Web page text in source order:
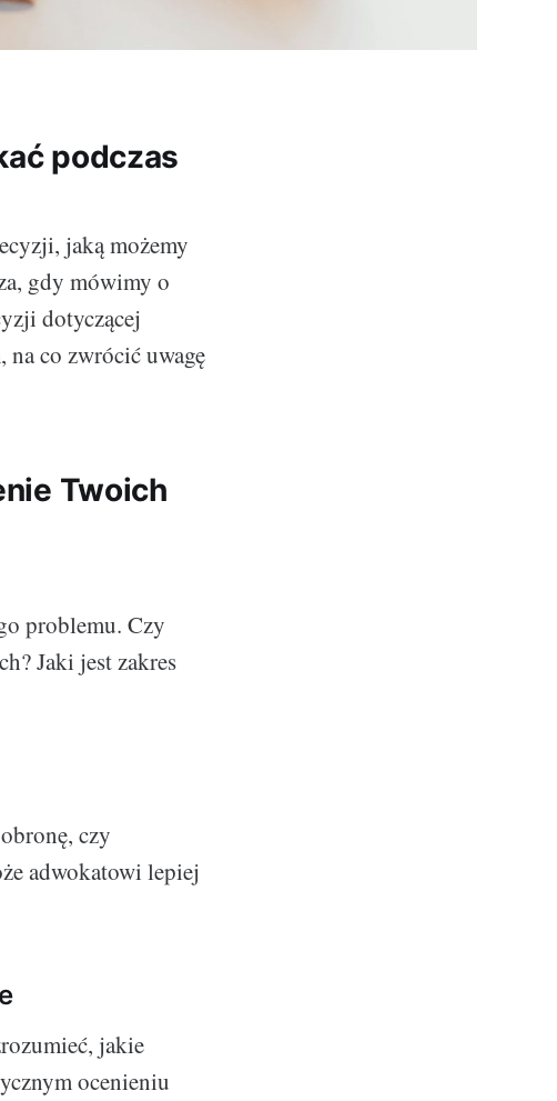
podczas
jaką możemy
gdy mówimy o
dotyczącej
co zwrócić uwagę
Twoich
problemu. Czy
Jaki jest zakres
czy
adwokatowi lepiej
jakie
ocenieniu